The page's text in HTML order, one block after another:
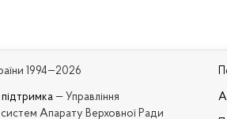
1994—2026
— Управління
Апарату Верховної Ради